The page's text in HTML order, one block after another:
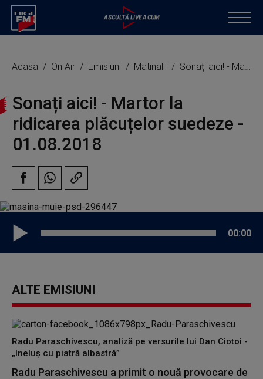
Acasa On Air Emisiuni Matinalii Sonați aici! - Martor la ridicarea plăcuțelor suedeze
Sonați aici! - Martor la
ridicarea plăcuțelor suedeze -
01.08.2018
00:00
ALTE EMISIUNI
Radu Paraschivescu, analiză pe versurile lui Dan Ciotoi -
„Ineluș cu piatră albastră”
Radu Paraschivescu a primit o nouă provocare de